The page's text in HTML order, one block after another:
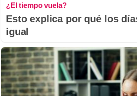
¿El tiempo vuela?
Esto explica por qué los
igual